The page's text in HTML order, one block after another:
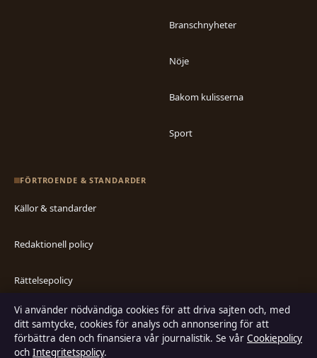
Branschnyheter
Nöje
Bakom kulisserna
Sport
FÖRTROENDE & STANDARDER
Källor & standarder
Redaktionell policy
Rättelsepolicy
Faktagranskningspolicy
Ägande & finansiering
Vi använder nödvändiga cookies för att driva sajten och, med
ditt samtycke, cookies för analys och annonsering för att
förbättra den och finansiera vår journalistik. Se vår Cookiepolicy
och Integritetspolicy.